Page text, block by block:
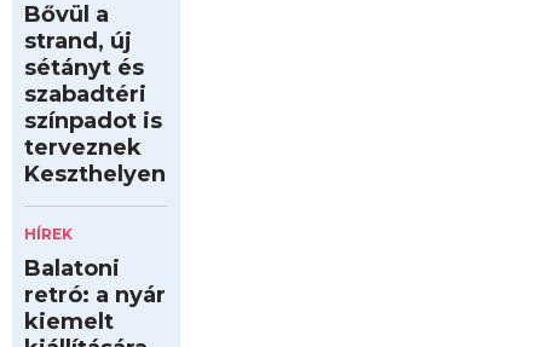
Bővül a
strand, új
sétányt és
szabadtéri
színpadot is
terveznek
Keszthelyen
HÍREK
Balatoni
retró: a nyár
kiemelt